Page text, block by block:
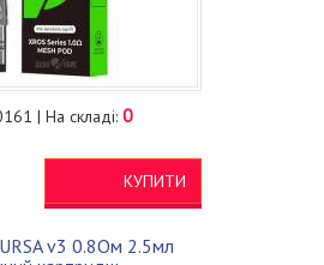
| На складі: 0
КУПИТИ
v3 0.8Ом 2.5мл